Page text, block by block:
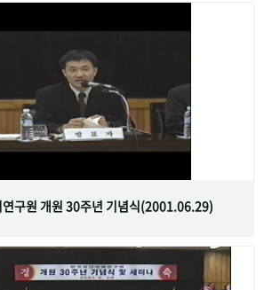
구원 개원 30주년 기념식(2001.06.29)